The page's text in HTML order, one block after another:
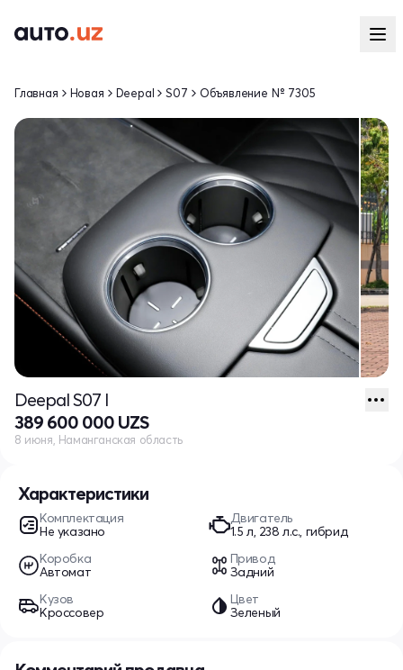
Характеристики
Комплектация
Не указано
Двигатель
1.5 л, 238 л.с., гибрид
Коробка
Автомат
Привод
Задний
Кузов
Кроссовер
Цвет
Зеленый
Главная Новая Deepal S07 Объявление № 7305
Deepal S07 I
389 600 000 UZS
8 июня, Наманганская область